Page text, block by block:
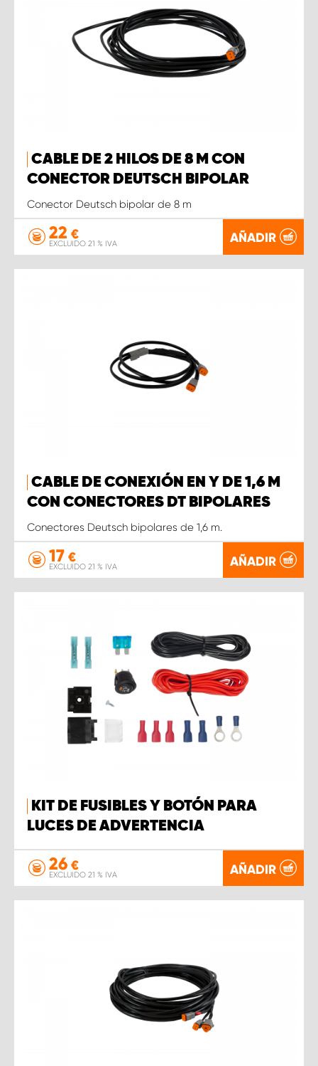
CABLE DE 2 HILOS DE 8 M CON
CONECTOR DEUTSCH BIPOLAR
Conector Deutsch bipolar de 8 m
22 €
EXCLUIDO 21 % IVA AÑADIR
CABLE DE CONEXIÓN EN Y DE 1,6 M
CON CONECTORES DT BIPOLARES
Conectores Deutsch bipolares de 1,6 m.
17 €
EXCLUIDO 21 % IVA AÑADIR
KIT DE FUSIBLES Y BOTÓN PARA
LUCES DE ADVERTENCIA
26 €
EXCLUIDO 21 % IVA AÑADIR